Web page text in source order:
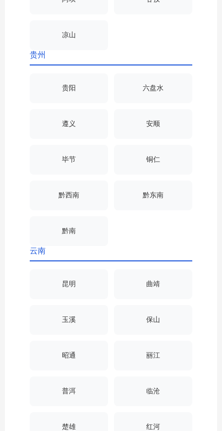
凉山
贵州
贵阳 六盘水
遵义 安顺
毕节 铜仁
黔西南 黔东南
黔南
云南
昆明 曲靖
玉溪 保山
昭通 丽江
普洱 临沧
楚雄 红河